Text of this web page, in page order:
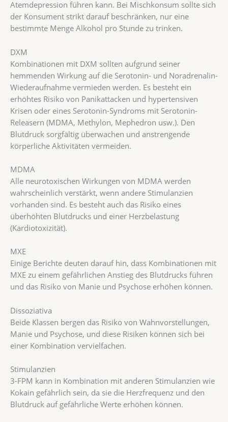
Atemdepression führen kann. Bei Mischkonsum sollte sich
der Konsument strikt darauf beschränken, nur eine
bestimmte Menge Alkohol pro Stunde zu trinken.
DXM
Kombinationen mit DXM sollten aufgrund seiner
hemmenden Wirkung auf die Serotonin- und Noradrenalin-
Wiederaufnahme vermieden werden. Es besteht ein
erhöhtes Risiko von Panikattacken und hypertensiven
Krisen oder eines Serotonin-Syndroms mit Serotonin-
Releasern (MDMA, Methylon, Mephedron usw.). Den
Blutdruck sorgfältig überwachen und anstrengende
körperliche Aktivitäten vermeiden.
MDMA
Alle neurotoxischen Wirkungen von MDMA werden
wahrscheinlich verstärkt, wenn andere Stimulanzien
vorhanden sind. Es besteht auch das Risiko eines
überhöhten Blutdrucks und einer Herzbelastung
(Kardiotoxizität).
MXE
Einige Berichte deuten darauf hin, dass Kombinationen mit
MXE zu einem gefährlichen Anstieg des Blutdrucks führen
und das Risiko von Manie und Psychose erhöhen können.
Dissoziativa
Beide Klassen bergen das Risiko von Wahnvorstellungen,
Manie und Psychose, und diese Risiken können sich bei
einer Kombination vervielfachen.
Stimulanzien
3-FPM kann in Kombination mit anderen Stimulanzien wie
Kokain gefährlich sein, da sie die Herzfrequenz und den
Blutdruck auf gefährliche Werte erhöhen können.